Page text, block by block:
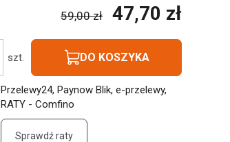
59,00 zł 47,70 zł
szt. DO KOSZYKA
Przelewy24, Paynow Blik, e-przelewy,
RATY - Comfino
Sprawdź raty